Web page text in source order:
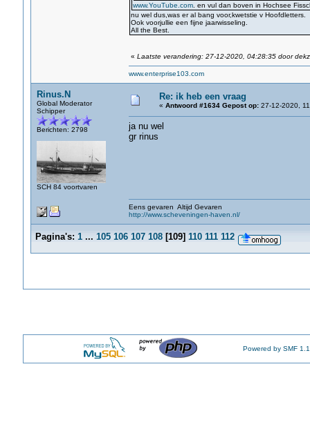
www.YouTube.com. en vul dan boven in Hochsee
nu wel dus,was er al bang voor,kwetstie v Hoofdletters.
Ook voorjullie een fijne jaarwisseling.
All the Best.
« Laatste verandering: 27-12-2020, 04:28:35 door
www.enterprise103.com
Rinus.N
Global Moderator
Schipper
Berichten: 2798
SCH 84 voortvaren
Re: ik heb een vraag
« Antwoord #1634 Gepost op:27-12-2020,
ja nu wel
gr rinus
Eens gevaren Altijd Gevaren
http://www.scheveningen-haven.nl/
Pagina's: 1 ... 105 106 107 108[109] 110 111 112
Powered by SMF